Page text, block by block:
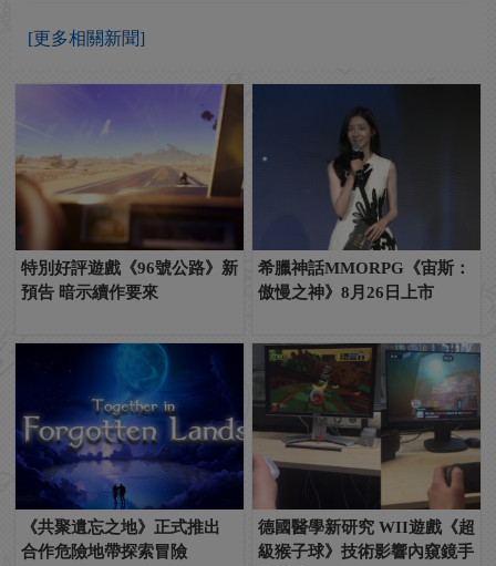
[更多相關新聞]
特別好評遊戲《96號公路》新
預告 暗示續作要來
希臘神話MMORPG《宙斯：
傲慢之神》8月26日上市
《共聚遺忘之地》正式推出
合作危險地帶探索冒險
德國醫學新研究 WII遊戲《超
級猴子球》技術影響內窺鏡手